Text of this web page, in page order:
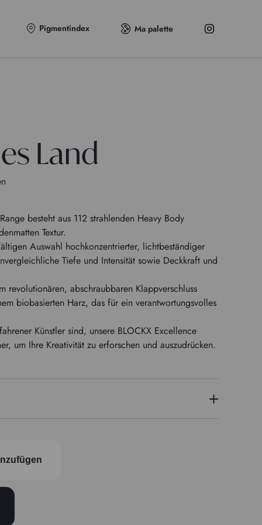
Pigmentindex Ma palette
Land
besteht aus 112 strahlenden Heavy Body
Textur.
Auswahl hochkonzentrierter, lichtbeständiger
Tiefe und Intensität sowie Deckkraft und
revolutionären, abschraubbaren Klappverschluss
biobasierten Harz, das für ein verantwortungsvolles
Künstler sind, unsere BLOCKX Excellence
um Ihre Kreativität zu erforschen und auszudrücken.